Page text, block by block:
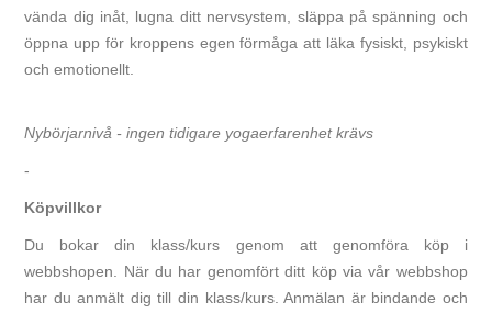
vända dig inåt, lugna ditt nervsystem, släppa på spänning och
öppna upp för kroppens egen förmåga att läka fysiskt, psykiskt
och emotionellt.
Nybörjarnivå - ingen tidigare yogaerfarenhet krävs
-
Köpvillkor
Du bokar din klass/kurs genom att genomföra köp i
webbshopen. När du har genomfört ditt köp via vår webbshop
har du anmält dig till din klass/kurs. Anmälan är bindande och